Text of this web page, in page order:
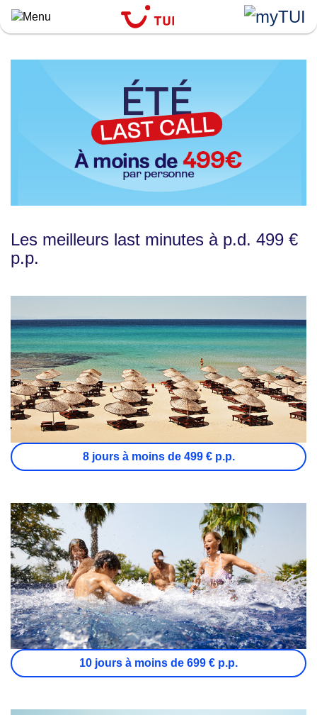
Aller
Les meilleurs last minutes à p.d. 499 €
p.p.
8 jours à moins de 499 € p.p.
10 jours à moins de 699 € p.p.